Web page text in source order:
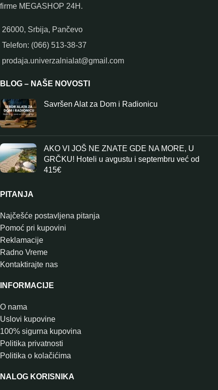
firme MEGASHOP 24H.
26000, Srbija, Pančevo
Telefon: (066) 513-38-37
prodaja.univerzalnialat@gmail.com
BLOG – NAŠE NOVOSTI
Savršen Alat za Dom i Radionicu
AKO VI JOŠ NE ZNATE GDE NA MORE, U
GRČKU! Hoteli u avgustu i septembru već od
415€
PITANJA
Najčešće postavljena pitanja
Pomoć pri kupovini
Reklamacije
Radno Vreme
Kontaktirajte nas
INFORMACIJE
O nama
Uslovi kupovine
100% sigurna kupovina
Politika privatnosti
Politika o kolačićima
NALOG KORISNIKA